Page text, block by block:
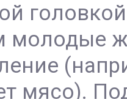
молодые
мясо).